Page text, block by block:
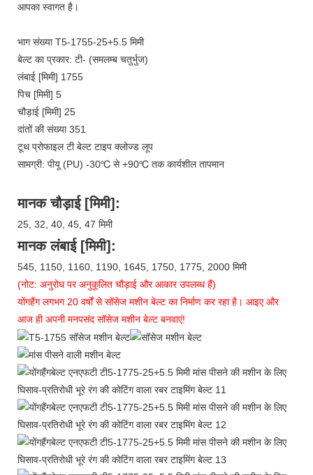
आपका स्वागत है।
भाग संख्या T5-1755-25+5.5 मिमी
बेल्ट का प्रकार: टी- (समलम्ब चतुर्भुज)
लंबाई [मिमी] 1755
पिच [मिमी] 5
चौड़ाई [मिमी] 25
दांतों की संख्या 351
टूथ प्रोफाइल टी बेल्ट टाइप क्लोज्ड लूप
सामग्री: पीयू (PU) -30℃ से +90℃ तक कार्यशील तापमान
मानक चौड़ाई [मिमी]:
25, 32, 40, 45, 47 मिमी
मानक लंबाई [मिमी]:
545, 1150, 1160, 1190, 1645, 1750, 1775, 2000 मिमी
(नोट: अनुरोध पर अनुकूलित चौड़ाई और आकार उपलब्ध हैं)
योंगहैंग लगभग 20 वर्षों से सॉसेज मशीन बेल्ट का निर्माण कर रहा है। आइए और
आज ही अपनी मनपसंद सॉसेज मशीन बेल्ट बनवाएं!